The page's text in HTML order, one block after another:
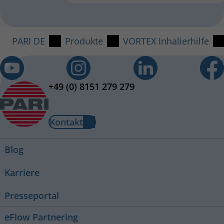
PARI DE Produkte VORTEX Inhalierhilfe
+49 (0) 8151 279 279
Kontakt
Blog
Karriere
Presseportal
eFlow Partnering